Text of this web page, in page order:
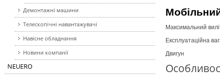
Демонтажні машини
Телескопічні навантажувачі
Навісне обладнання
Новини компанії
NEUERO
Максимальний
Експлуатаційна
Двигун